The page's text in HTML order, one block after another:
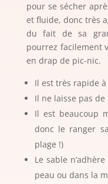
pour se sécher
et fluide, donc très
du fait de sa
pourrez facilement
en drap de pic-nic.
Il est très rapide
Il ne laisse pas
Il est beaucoup
donc le ranger
plage !)
Le sable
peau ou dans la